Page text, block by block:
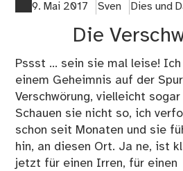
9. Mai 2017 Sven Dies und
Die
Pssst ... sein sie mal leise!
einem Geheimnis auf der
Verschwörung, vielleicht
Schauen sie nicht so, ich
schon seit Monaten und sie
hin, an diesen Ort. Ja ne, ist
jetzt für einen Irren, für einen